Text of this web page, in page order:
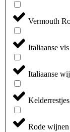
Vermouth
Italiaanse vis
Italiaanse
Kelderrestjes
Rode wijnen